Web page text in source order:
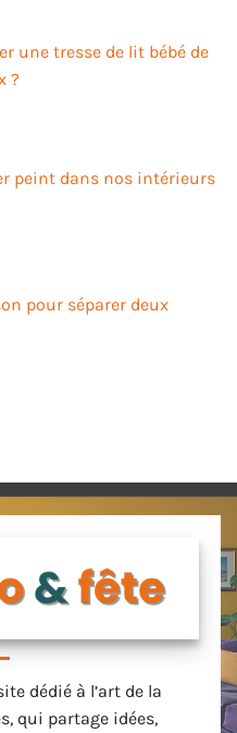
une tresse de lit bébé de
?
peint dans nos intérieurs
pour séparer deux
dédié à l’art de la
qui partage idées,